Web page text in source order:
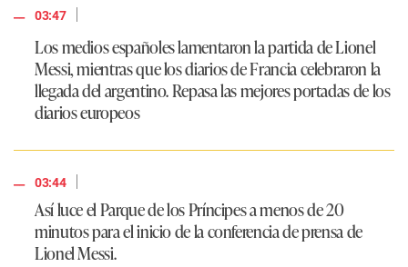
03:47
|
Los medios españoles lamentaron la partida de Lionel
Messi, mientras que los diarios de Francia celebraron la
llegada del argentino. Repasa las mejores portadas de los
diarios europeos
03:44
|
Así luce el Parque de los Príncipes a menos de 20
minutos para el inicio de la conferencia de prensa de
Lionel Messi.